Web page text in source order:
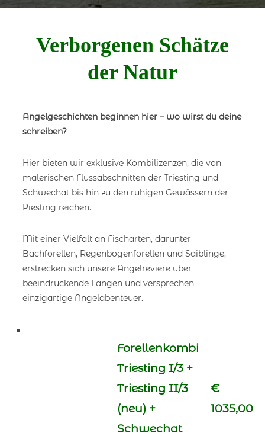
Verborgenen Schätze
der Natur
Angelgeschichten beginnen hier – wo wirst du deine
schreiben?
Hier bieten wir exklusive Kombilizenzen, die von
malerischen Flussabschnitten der Triesting und
Schwechat bis hin zu den ruhigen Gewässern der
Piesting reichen.
Mit einer Vielfalt an Fischarten, darunter
Bachforellen, Regenbogenforellen und Saiblinge,
erstrecken sich unsere Angelreviere über
beeindruckende Längen und versprechen
einzigartige Angelabenteuer.
Forellenkombi
Triesting I/3 +
Triesting II/3
(neu) +
Schwechat
€
1035,00